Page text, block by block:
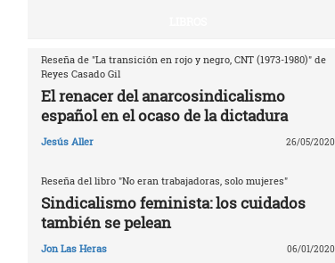
Reseña de "La transición en rojo y negro, CNT (1973-1980)" de
Reyes Casado Gil
El renacer del anarcosindicalismo
español en el ocaso de la dictadura
Jesús Aller 26/05/2020
Reseña del libro "No eran trabajadoras, solo mujeres"
Sindicalismo feminista: los cuidados
también se pelean
Jon Las Heras 06/01/2020